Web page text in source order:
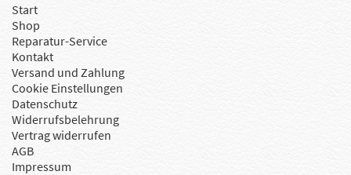
Start
Shop
Reparatur-Service
Kontakt
Versand und Zahlung
Cookie Einstellungen
Datenschutz
Widerrufsbelehrung
Vertrag widerrufen
AGB
Impressum